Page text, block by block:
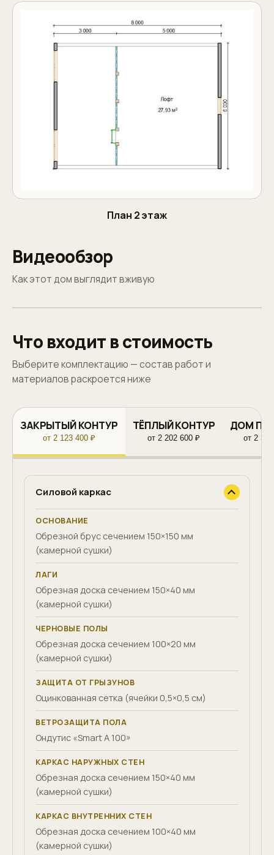
План 2 этаж
Видеообзор
Как этот дом выглядит вживую
Что входит в стоимость
Выберите комплектацию — состав работ и
материалов раскроется ниже
ЗАКРЫТЫЙ КОНТУР
от 2 123 400 ₽
ТЁПЛЫЙ КОНТУР
от 2 202 600 ₽
ДОМ
от 2
Силовой каркас
ОСНОВАНИЕ
Обрезной брус сечением 150×150 мм
(камерной сушки)
ЛАГИ
Обрезная доска сечением 150×40 мм
(камерной сушки)
ЧЕРНОВЫЕ ПОЛЫ
Обрезная доска сечением 100×20 мм
(камерной сушки)
ЗАЩИТА ОТ ГРЫЗУНОВ
Оцинкованная сетка (ячейки 0,5×0,5 см)
ВЕТРОЗАЩИТА ПОЛА
Ондутис «Smart A 100»
КАРКАС НАРУЖНЫХ СТЕН
Обрезная доска сечением 150×40 мм
(камерной сушки)
КАРКАС ВНУТРЕННИХ СТЕН
Обрезная доска сечением 100×40 мм
(камерной сушки)